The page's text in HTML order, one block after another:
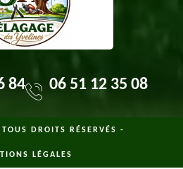
84 06 51 12 35 08
DROITS RÉSERVÉS -
LÉGALES